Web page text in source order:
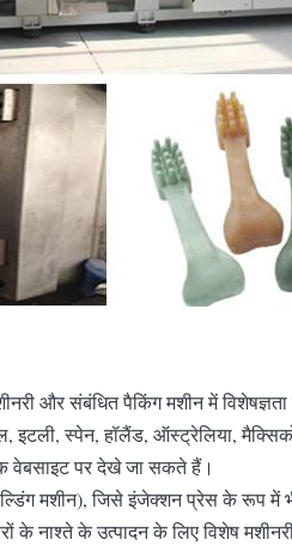
और संबंधित पैकिंग मशीन में
इटली, स्पेन, हॉलैंड, ऑस्ट्रेलिया,
वेबसाइट पर देखे जा सकते हैं।
मशीन), जिसे इंजेक्शन प्रेस के रूप में
के नाश्ते के उत्पादन के लिए विशेष